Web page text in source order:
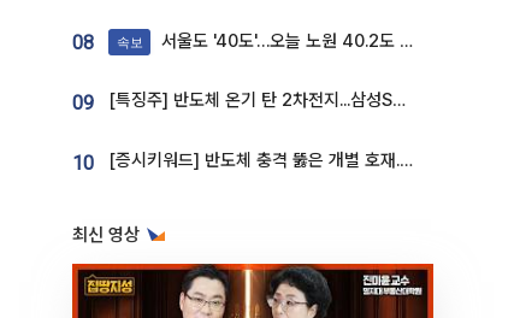
08 속보 서울도 '40도'…오늘 노원 40.2도 기록
09 [특징주] 반도체 온기 탄 2차전지...삼성SDI, 장 초반 7% 넘게 껑충
10 [증시키워드] 반도체 충격 뚫은 개별 호재...포스코퓨처엠·에코프로·한화솔루션 '눈길'
최신 영상